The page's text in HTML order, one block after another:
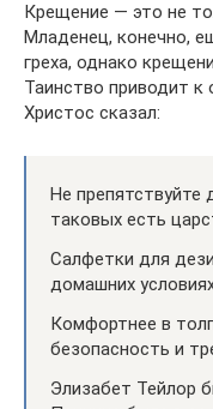
Крещение — это не
Младенец, конечно,
греха, однако
Таинство приводит
Христос сказал:
Не препятствуйте
таковых есть
Салфетки для
домашних
Комфортнее в
безопасность и
Элизабет Тейлор